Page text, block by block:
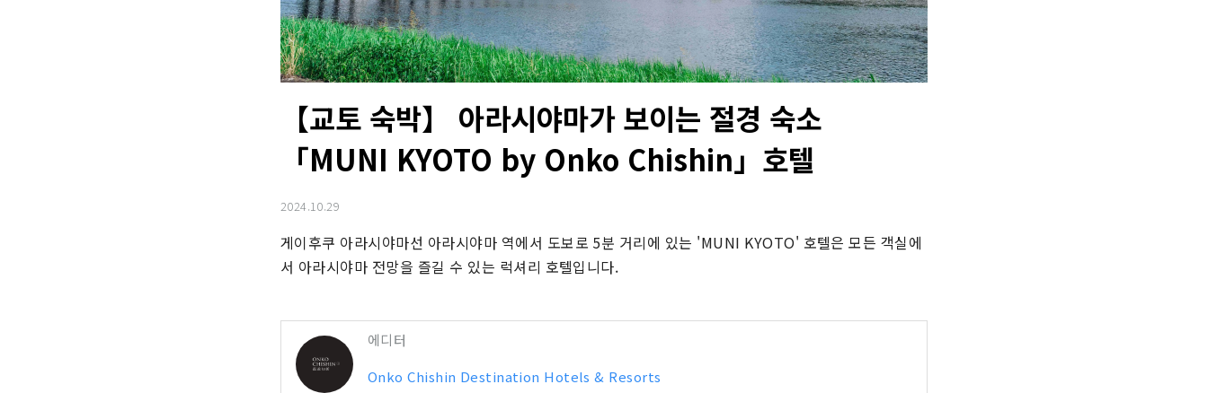
【교토 숙박】 아라시야마가 보이는 절경 숙소
「MUNI KYOTO by Onko Chishin」호텔
2024.10.29
게이후쿠 아라시야마선 아라시야마 역에서 도보로 5분 거리에 있는 'MUNI KYOTO' 호텔은 모든 객실에
서 아라시야마 전망을 즐길 수 있는 럭셔리 호텔입니다.
에디터
Onko Chishin Destination Hotels & Resorts